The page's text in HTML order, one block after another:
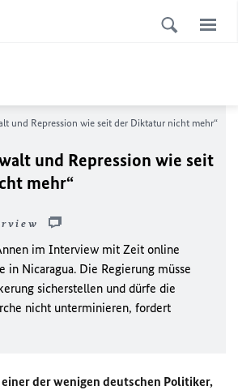
und Repression wie seit der Diktatur nicht mehr“
und Repression wie seit
mehr“
im Interview mit Zeit online
in Nicaragua. Die Regierung müsse
sicherstellen und dürfe die
nicht unterminieren, fordert
der wenigen deutschen Politiker,